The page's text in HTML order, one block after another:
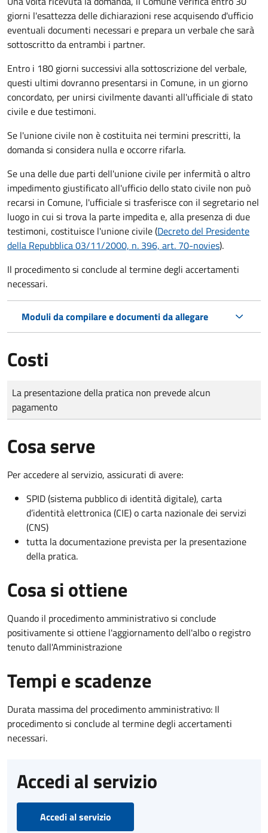
giorni l'esattezza delle dichiarazioni rese acquisendo d'ufficio
eventuali documenti necessari e prepara un verbale che sarà
sottoscritto da entrambi i partner.
Entro i 180 giorni successivi alla sottoscrizione del verbale,
questi ultimi dovranno presentarsi in Comune, in un giorno
concordato, per unirsi civilmentedavanti all'ufficiale di stato
civilee due testimoni.
Se l'unione civile non è costituita nei termini prescritti, la
domanda si considera nulla e occorre rifarla.
Se una delle due parti dell'unione civile per infermità o altro
impedimento giustificato all'ufficio dello stato civile non può
recarsi in Comune, l'ufficiale si trasferisce con il segretario nel
luogo in cui si trova la parte impedita e, alla presenza di due
testimoni, costituisce l'unione civile (Decreto del Presidente
della Repubblica 03/11/2000, n. 396, art. 70-novies).
Il procedimento si conclude al termine degli accertamenti
necessari.
Moduli da compilare e documenti da allegare
Costi
Tipo di pagamento
Importo
La presentazione della pratica non prevede alcun
pagamento
Cosa serve
Per accedere al servizio, assicurati di avere:
SPID (sistema pubblico di identità digitale), carta
d’identità elettronica (CIE) o carta nazionale dei servizi
(CNS)
tutta la documentazione prevista per la presentazione
della pratica.
Cosa si ottiene
Quando il procedimento amministrativo si conclude
positivamente si ottiene l'aggiornamento dell'albo o registro
tenuto dall'Amministrazione
Tempi e scadenze
Durata massima del procedimento amministrativo: Il
procedimento si conclude al termine degli accertamenti
necessari.
Accedi al servizio
Accedi al servizio